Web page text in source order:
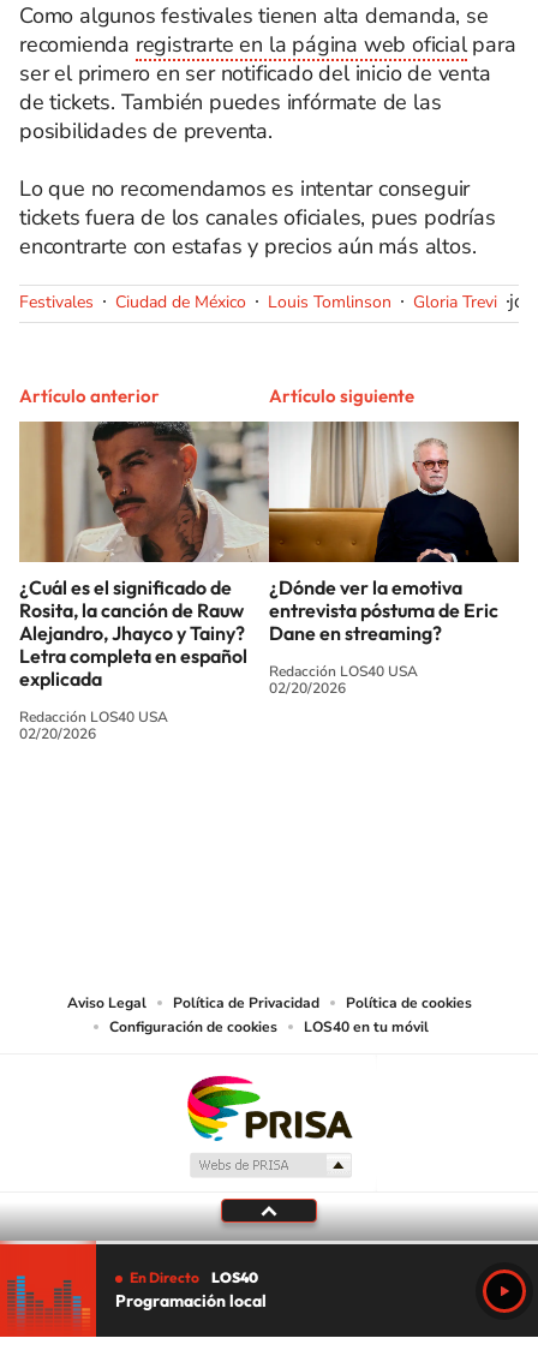
Como algunos festivales tienen alta demanda, se
recomienda registrarte en la página web oficialpara
ser el primero en ser notificado del inicio de venta
de tickets. También puedes infórmate de las
posibilidades de preventa.
Lo que no recomendamos es intentar conseguir
tickets fuera de los canales oficiales, pues podrías
encontrarte con estafas y precios aún más altos.
Festivales Ciudad de México Louis Tomlinson Gloria Trevi
Artículo anterior
¿Cuál es el significado de
Rosita, la canción de Rauw
Alejandro, Jhayco y Tainy?
Letra completa en español
explicada
Redacción LOS40 USA
02/20/2026
Artículo siguiente
¿Dónde ver la emotiva
entrevista póstuma de Eric
Dane en streaming?
Redacción LOS40 USA
02/20/2026
Aviso Legal Política de Privacidad
Política de cookies
Configuración de cookies
LOS40 en tu móvil
En Directo LOS40
Programación local